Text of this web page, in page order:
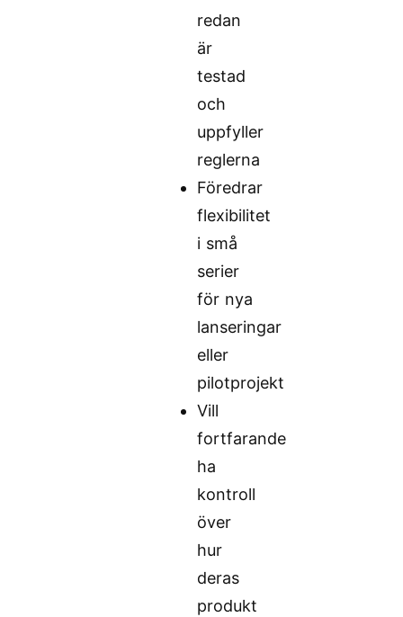
redan
är
testad
och
uppfyller
reglerna
Föredrar
flexibilitet
i små
serier
för nya
lanseringar
eller
pilotprojekt
Vill
fortfarande
ha
kontroll
över
hur
deras
produkt